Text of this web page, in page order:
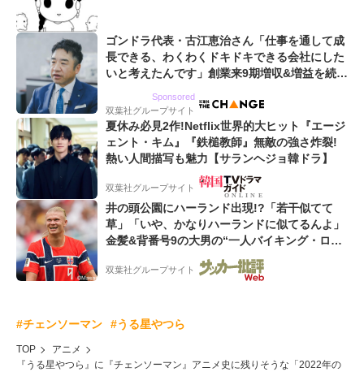
ゴンドラ代表・古江恵治さん「仕事を通して成
長できる、わくわくドキドキできる会社にした
いと考えたんです」創業来9期増収&増益を続け
Sponsored
双葉社グループサイト
夏休み必見2作!Netflix世界的大ヒット『エージ
ェント・キム』『鉄槌教師』無敵の強さ炸裂!
熱い人間描写も魅力【サランヘジョ韓ドラ】
双葉社グループサイト
井の頭公園にハーランド出現!?「若干似てて
草」「いや、かなりハーランドに似てるんよ」
金髪&背番号9の大男の“一人バイキング・ロ
ー”映像が話題!「元気をもらった」
双葉社グループサイト
#チェンソーマン #うる星やつら
TOP
アニメ
『うる星やつら』に『チェンソーマン』アニメ史に残りそうな「2022年の